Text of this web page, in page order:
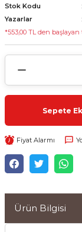
Stok Kodu
Yazarlar
*553,00 TL den
Sepete
Fiyat Alarmı
Ürün Bilgisi